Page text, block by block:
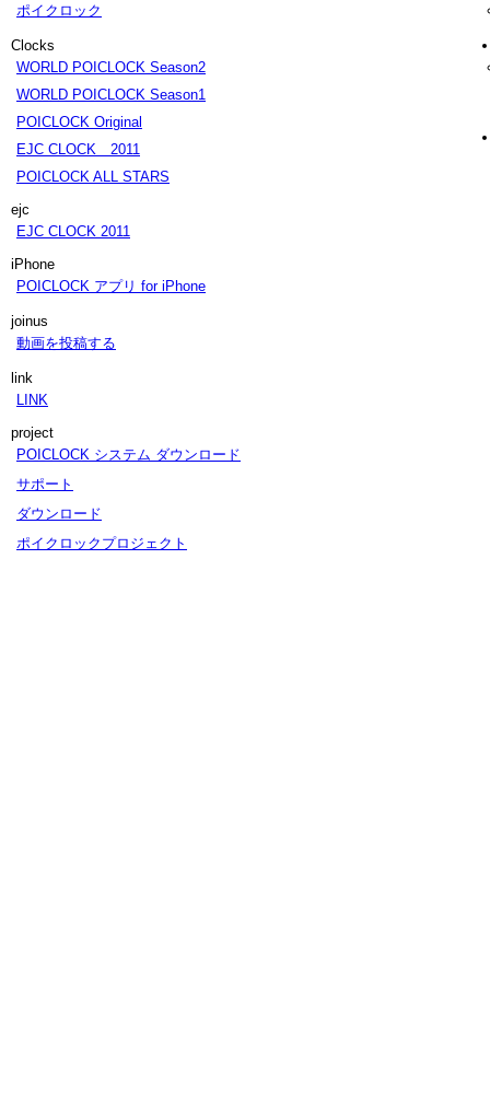
ポイクロック
Clocks
WORLD POICLOCK Season2
WORLD POICLOCK Season1
POICLOCK Original
EJC CLOCK 2011
POICLOCK ALL STARS
ejc
EJC CLOCK 2011
iPhone
POICLOCK アプリ for iPhone
joinus
動画を投稿する
link
LINK
project
POICLOCK システム ダウンロード
サポート
ダウンロード
ポイクロックプロジェクト